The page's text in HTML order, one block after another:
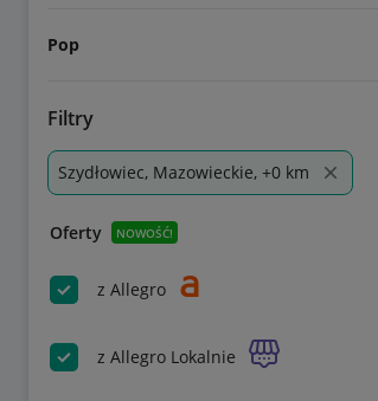
Pop
Filtry
Szydłowiec, Mazowieckie, +0 km
Oferty NOWOŚĆ!
z Allegro
z Allegro Lokalnie